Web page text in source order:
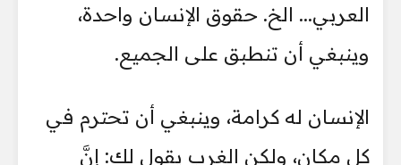
العربي... الخ. حقوق الإنسان واحدة،
وينبغي أن تنطبق على الجميع.
الإنسان له كرامة، وينبغي أن تحترم في
كل مكان، ولكن الغرب يقول لك: إنَّ